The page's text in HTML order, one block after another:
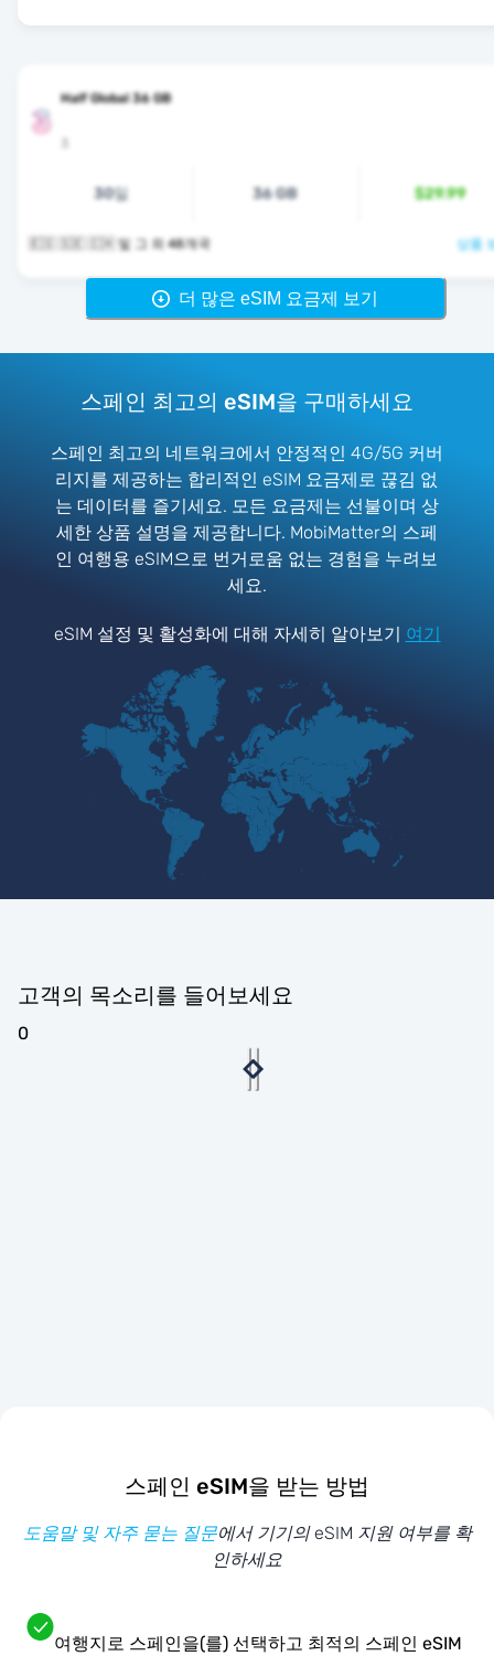
Half Global 36 GB
30일 36 GB $29.99
🇪🇸 🇸🇪 🇨🇭 및 그 외 48개국 상품
더 많은 eSIM 요금제 보기
스페인 최고의 eSIM을 구매하세요
스페인 최고의 네트워크에서 안정적인 4G/5G 커버
리지를 제공하는 합리적인 eSIM 요금제로 끊김 없
는 데이터를 즐기세요. 모든 요금제는 선불이며 상
세한 상품 설명을 제공합니다. MobiMatter의 스페
인 여행용 eSIM으로 번거로움 없는 경험을 누려보
세요.
eSIM 설정 및 활성화에 대해 자세히 알아보기 여기
고객의 목소리를 들어보세요
0
스페인 eSIM을 받는 방법
도움말 및 자주 묻는 질문에서 기기의 eSIM 지원 여부를 확
인하세요
여행지로 스페인을(를) 선택하고 최적의 스페인 eSIM